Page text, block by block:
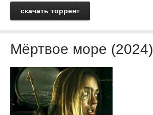
скачать торрент
Мёртвое море (2024)